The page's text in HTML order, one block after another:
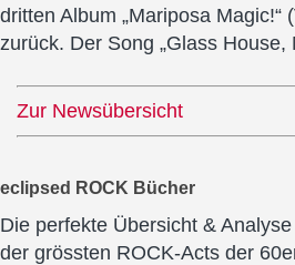
dritten Album „Mariposa Magic!“
zurück. Der Song „Glass House,
Zur Newsübersicht
eclipsed ROCK Bücher
Die perfekte Übersicht &
der grössten ROCK-Acts der